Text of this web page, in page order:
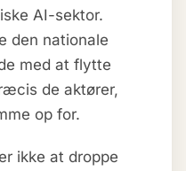
AI-sektor.
den nationale
med at flytte
de aktører,
op for.
ikke at droppe